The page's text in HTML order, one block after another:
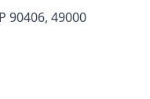
90406, 49000